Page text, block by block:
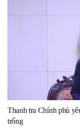
Thanh tra Chính phủ
trống